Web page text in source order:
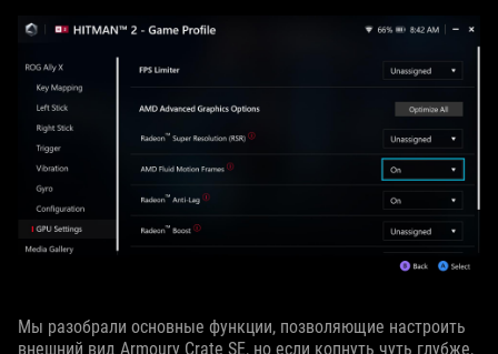
Мы разобрали основные функции, позволяющие настроить
внешний вид Armoury Crate SE, но если копнуть чуть глубже,